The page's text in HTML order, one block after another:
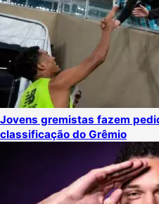
Jovens gremistas fazem
classificação do Grêmio